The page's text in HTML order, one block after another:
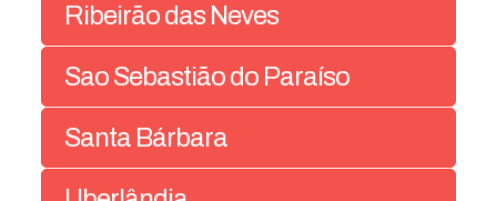
Ribeirão das Neves
Sao Sebastião do Paraíso
Santa Bárbara